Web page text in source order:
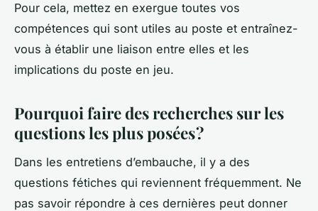
Pour cela, mettez en exergue toutes vos
compétences qui sont utiles au poste et entraînez-
vous à établir une liaison entre elles et les
implications du poste en jeu.
Pourquoi faire des recherches sur les
questions les plus posées ?
Dans les entretiens d’embauche, il y a des
questions fétiches qui reviennent fréquemment. Ne
pas savoir répondre à ces dernières peut donner